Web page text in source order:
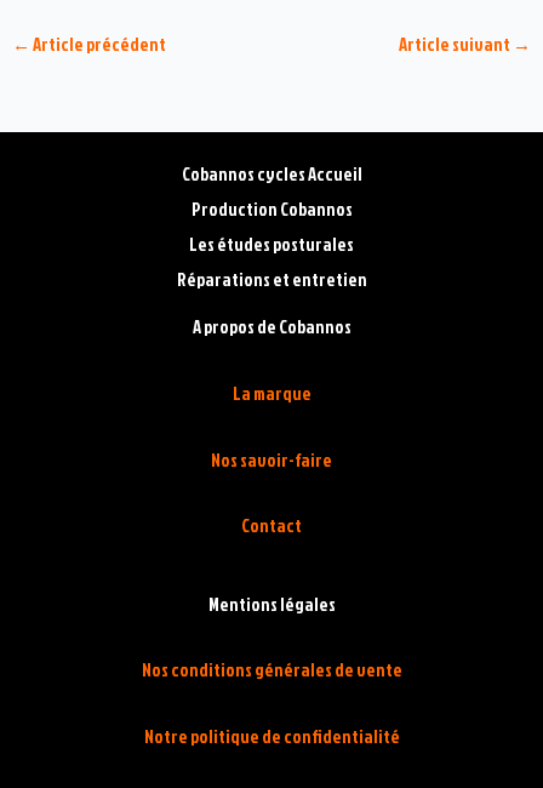
← Article précédent Article suivant →
Cobannos cycles Accueil
Production Cobannos
Les études posturales
Réparations et entretien
A propos de Cobannos
La marque
Nos savoir-faire
Contact
Mentions légales
Nos conditions générales de vente
Notre politique de confidentialité